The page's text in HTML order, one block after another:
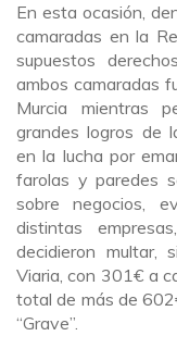
En esta ocasión,
camaradas en la
supuestos
ambos camaradas
Murcia mientras
grandes logros de
en la lucha por
farolas y paredes
sobre negocios,
distintas
decidieron multar,
Viaria, con 301€ a
total de más de
“Grave”.